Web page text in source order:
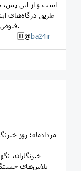
است و از این پس،
طریق درگاه‌های
قبوض صادره از سوی شهرداری را پرداخت کنند.
ba24ir
۱۷ مردادماه؛ روز
خبرنگاران،
تلاش‌های